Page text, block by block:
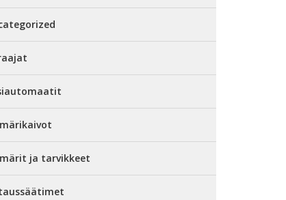
ja tarvikkeet